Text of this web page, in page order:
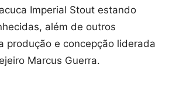
Imperial Stout estando
além de outros
produção e concepção liderada
Marcus Guerra.